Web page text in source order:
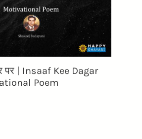
पर | Insaaf Kee Dagar
Poem